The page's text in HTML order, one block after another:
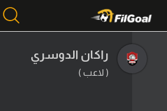
راكان الدوسري
( لاعب )